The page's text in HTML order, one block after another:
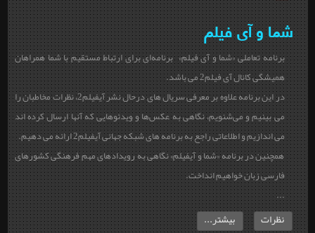
شما و آی فیلم
برنامه تعاملی «شما و آی فیلم» برنامه‌ای برای ارتباط مستقیم با شما همراهان
همیشگی کانال آی فیلم2 می باشد.
در این برنامه علاوه بر معرفی سریال های درحال نشر آیفیلم2، نظرات مخاطبان را
می بینیم و می‌شنویم، نگاهی به عکس‌ها و ویدئوهایی که آنها ارسال کرده اند
می اندازیم و اطلاعاتی راجع به برنامه های شبکه جهانی آیفیلم2 ارائه می دهیم.
همچنین در برنامه «شما و آیفیلم» نگاهی به رویدادهای مهم فرهنگی کشورهای
فارسی زبان خواهیم انداخت.
...
نظرات بیشتر...